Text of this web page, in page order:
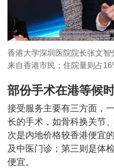
香港大学深圳医院院长张文
来自香港市民；住院量则占
部份手术在港等候
接受服务主要有三方面，
长的手术，如骨科换关节
次是内地价格较香港便宜
及中医门诊；第三则是体
便宜。